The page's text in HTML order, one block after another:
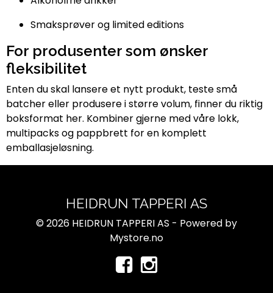
Smaksprøver og limited editions
For produsenter som ønsker
fleksibilitet
Enten du skal lansere et nytt produkt, teste små
batcher eller produsere i større volum, finner du riktig
boksformat her. Kombiner gjerne med våre lokk,
multipacks og pappbrett for en komplett
emballasjeløsning.
HEIDRUN TAPPERI AS
© 2026 HEIDRUN TAPPERI AS - Powered by
Mystore.no